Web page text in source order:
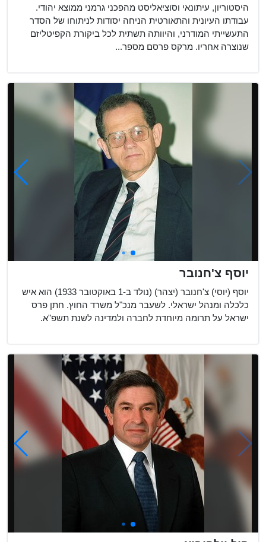
היסטוריון, עיתונאי וסוציאליסט מהפכני גרמני ממוצא יהודי.
עבודתו העיונית והתאורטית הניחה יסודות לניתוחו של הסדר
התעשייתי המודרני, והיוותה תשתית לכל ביקורת הקפיטליזם
שנוצרה אחריו. מרקס פרסם מספר...
יוסף צ'חנובר
יוסף (יוסי) צ'חנובר (יצהר) (נולד ב-1 באוקטובר 1933) הוא איש
כלכלה ומנהל ישראלי. לשעבר מנכ"ל משרד החוץ. חתן פרס
ישראל על תרומה מיוחדת לחברה ולמדינה לשנת תשפ"א.